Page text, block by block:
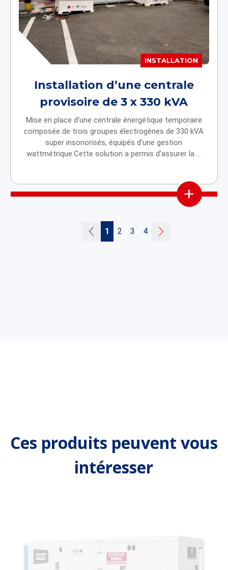
INSTALLATION
Installation d’une centrale
provisoire de 3 x 330 kVA
Mise en place d’une centrale énergétique temporaire
composée de trois groupes électrogènes de 330 kVA
super insonorisés, équipés d’une gestion
wattmétrique.Cette solution a permis d’assurer la ...
+
1 2 3 4
Ces produits peuvent vous
intéresser